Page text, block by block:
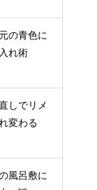
の青色に
れ術
しでリメ
変わる
風呂敷に